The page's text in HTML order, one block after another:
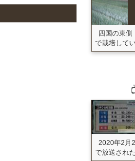
四国の東
で栽培して
2020年2月
で放送され